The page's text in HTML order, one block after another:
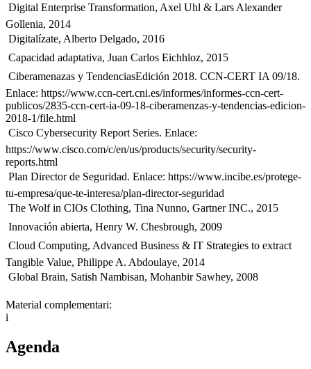
 Digital Enterprise Transformation, Axel Uhl & Lars Alexander
Gollenia, 2014
 Digitalízate, Alberto Delgado, 2016
 Capacidad adaptativa, Juan Carlos Eichhloz, 2015
 Ciberamenazas y TendenciasEdición 2018. CCN-CERT IA 09/18.
Enlace: https://www.ccn-cert.cni.es/informes/informes-ccn-cert-
publicos/2835-ccn-cert-ia-09-18-ciberamenzas-y-tendencias-edicion-
2018-1/file.html
 Cisco Cybersecurity Report Series. Enlace:
https://www.cisco.com/c/en/us/products/security/security-
reports.html
 Plan Director de Seguridad. Enlace: https://www.incibe.es/protege-
tu-empresa/que-te-interesa/plan-director-seguridad
 The Wolf in CIOs Clothing, Tina Nunno, Gartner INC., 2015
 Innovación abierta, Henry W. Chesbrough, 2009
 Cloud Computing, Advanced Business & IT Strategies to extract
Tangible Value, Philippe A. Abdoulaye, 2014
 Global Brain, Satish Nambisan, Mohanbir Sawhey, 2008
Material complementari:
i
Agenda